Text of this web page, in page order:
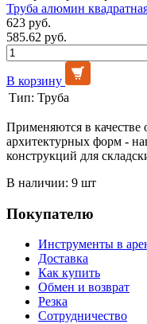
Труба алюмин
623 руб.
585.62 руб.
В корзину
Тип: Труба
Применяются в
архитектурных форм -
конструкций для
В наличии: 9 шт
Покупателю
Инструменты в
Доставка
Как купить
Обмен и возврат
Резка
Сотрудничество